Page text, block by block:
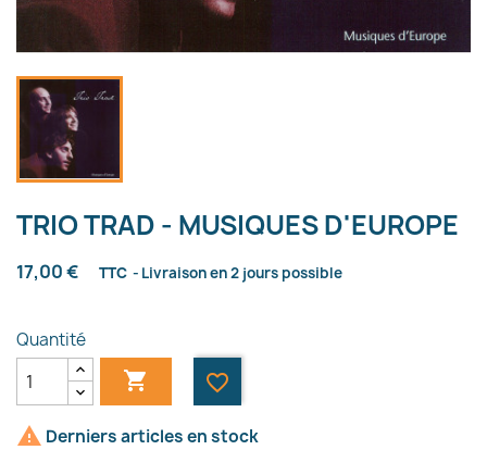
TRIO TRAD - MUSIQUES D'EUROPE
17,00 € TTC Livraison en 2 jours possible
Quantité
 favorite_border
 Derniers articles en stock